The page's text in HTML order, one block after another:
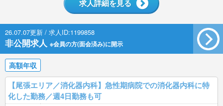
求人詳細を見る
26.07.07更新 / 求人ID:1199858
非公開求人 ※会員の方(面会済み)に開示
高額年収
【尾張エリア／消化器内科】急性期病院での消化器内科に特
化した勤務／週4日勤務も可